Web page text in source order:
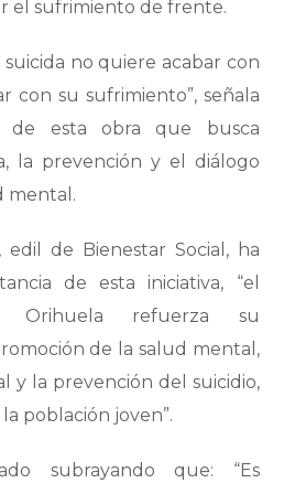
el sufrimiento de frente.
suicida no quiere acabar con
con su sufrimiento”, señala
de esta obra que busca
la prevención y el diálogo
mental.
de Bienestar Social, ha
de esta iniciativa, “el
Orihuela refuerza su
de la salud mental,
y la prevención del suicidio,
población joven”.
subrayando que: “Es